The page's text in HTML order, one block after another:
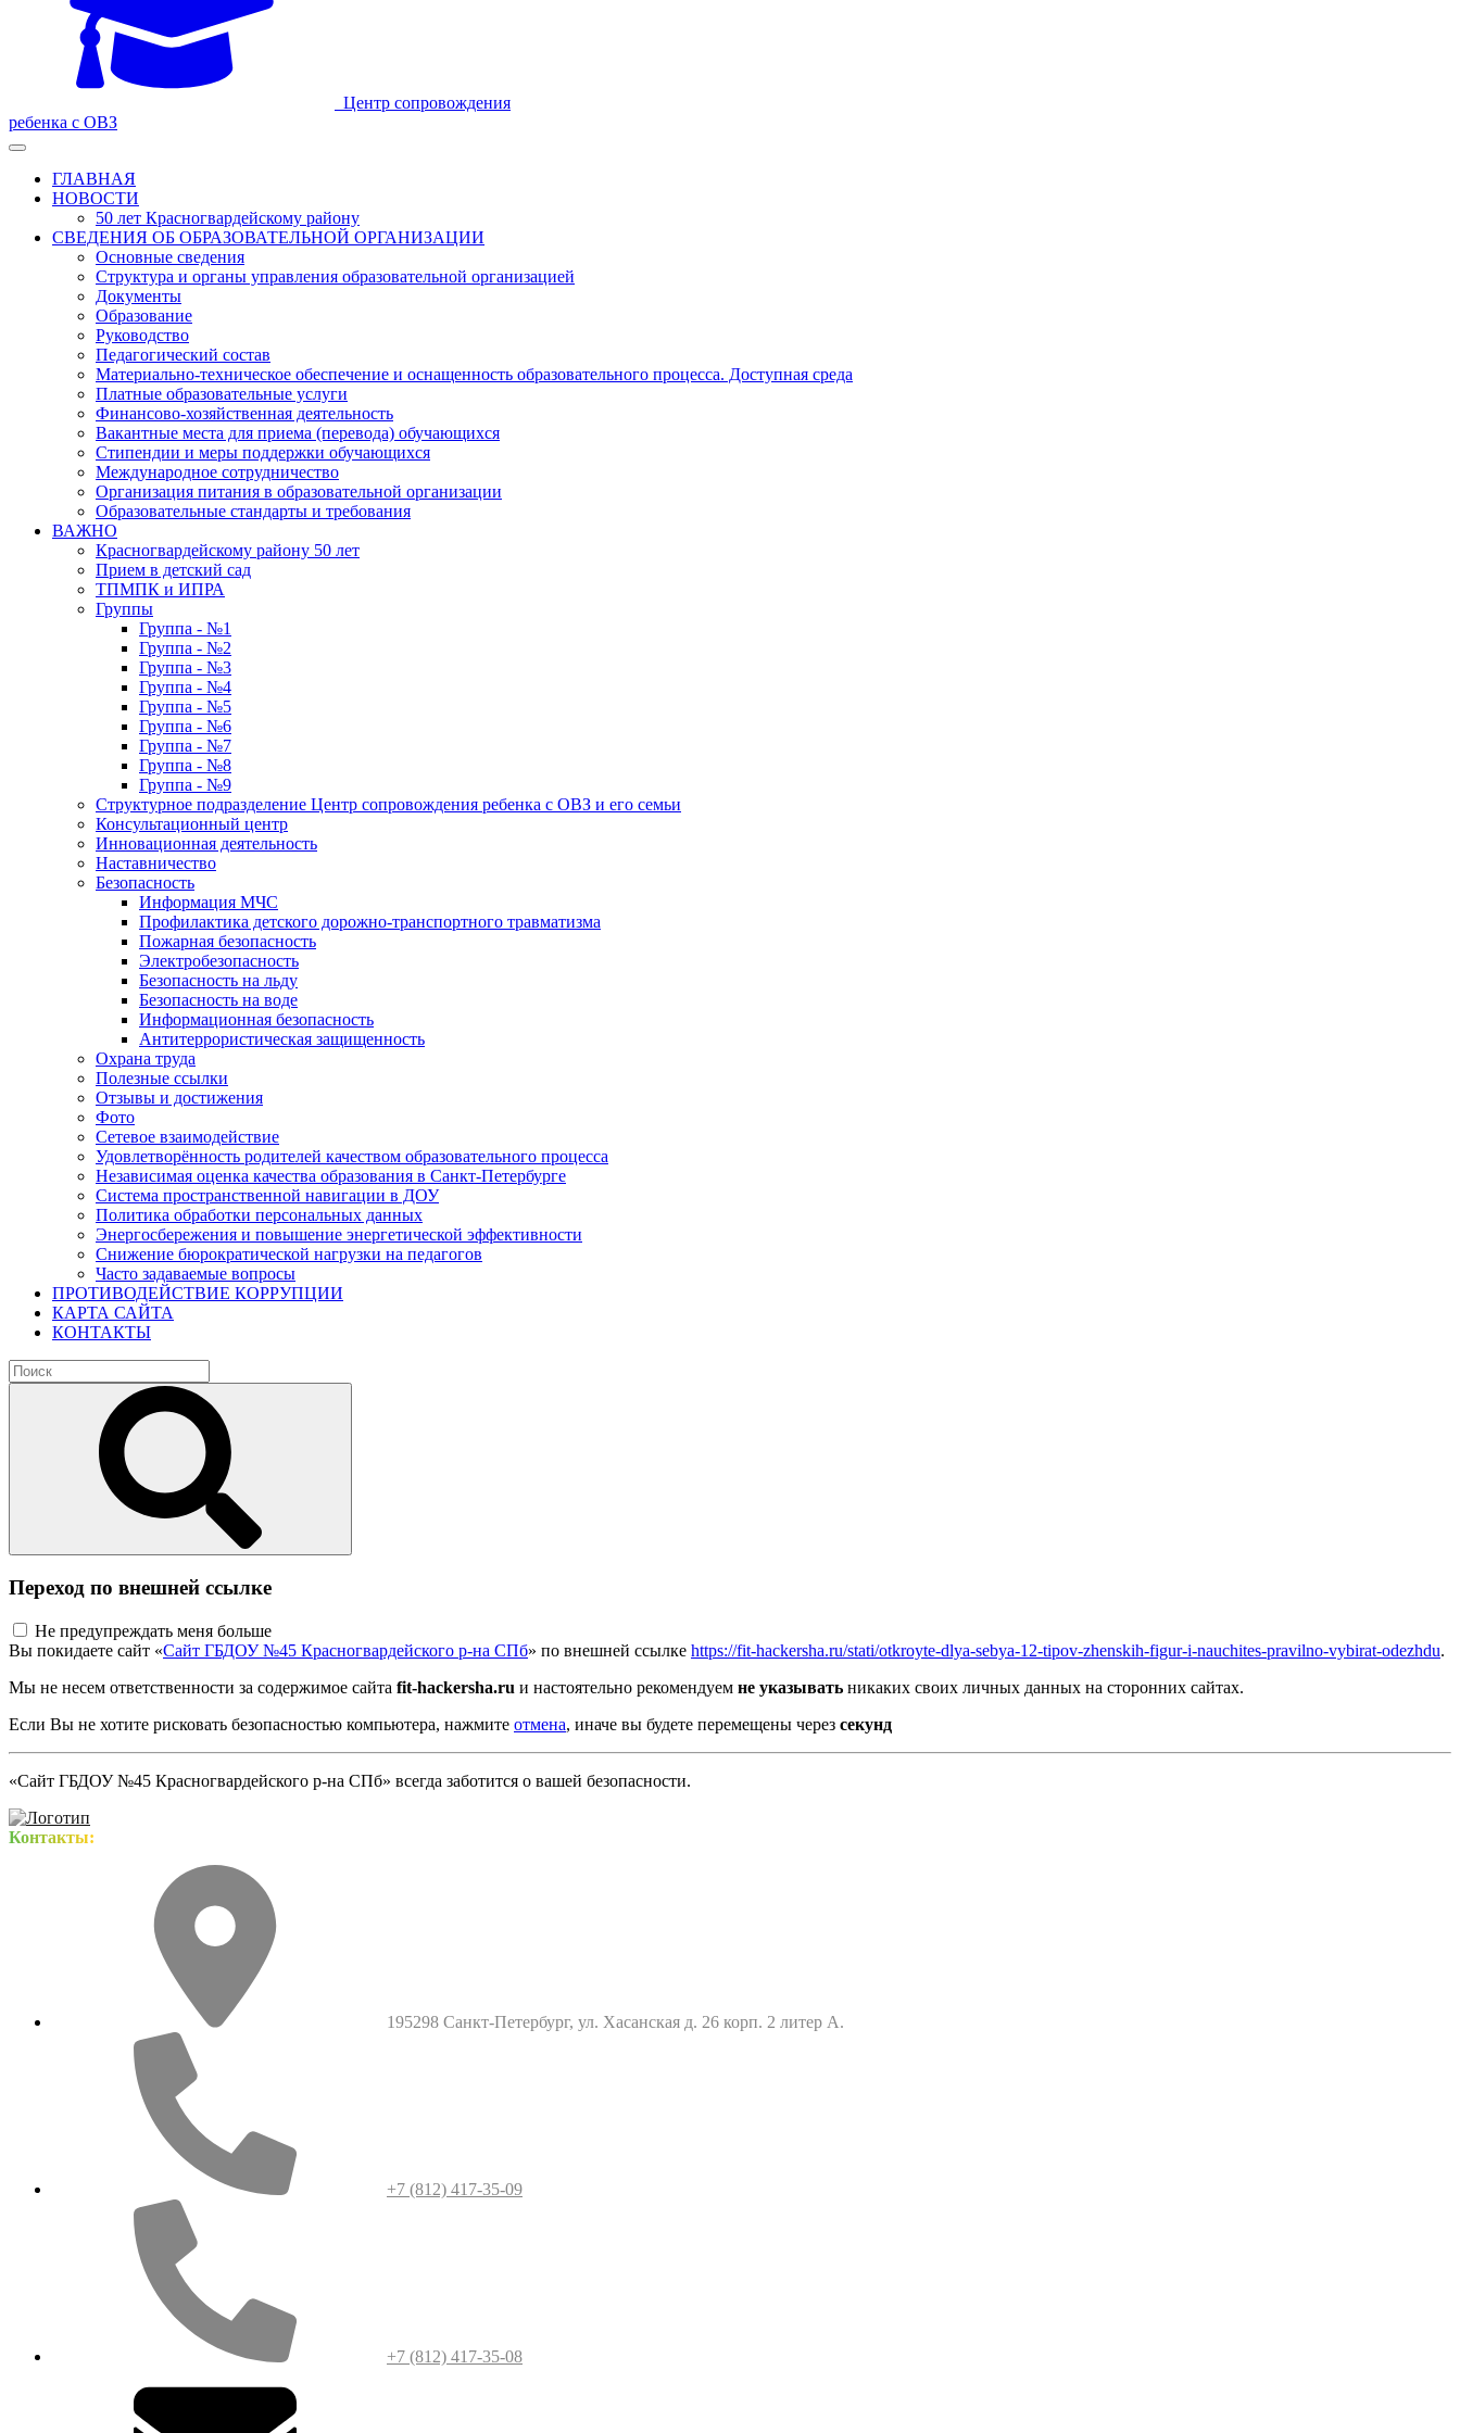
Центр сопровождения
ребенка с ОВЗ
ГЛАВНАЯ
НОВОСТИ
50 лет Красногвардейскому району
СВЕДЕНИЯ ОБ ОБРАЗОВАТЕЛЬНОЙ ОРГАНИЗАЦИИ
Основные сведения
Структура и органы управления образовательной организацией
Документы
Образование
Руководство
Педагогический состав
Материально-техническое обеспечение и оснащенность образовательного процесса. Доступная среда
Платные образовательные услуги
Финансово-хозяйственная деятельность
Вакантные места для приема (перевода) обучающихся
Стипендии и меры поддержки обучающихся
Международное сотрудничество
Организация питания в образовательной организации
Образовательные стандарты и требования
ВАЖНО
Красногвардейскому району 50 лет
Прием в детский сад
ТПМПК и ИПРА
Группы
Группа - №1
Группа - №2
Группа - №3
Группа - №4
Группа - №5
Группа - №6
Группа - №7
Группа - №8
Группа - №9
Структурное подразделение Центр сопровождения ребенка с ОВЗ и его семьи
Консультационный центр
Инновационная деятельность
Наставничество
Безопасность
Информация МЧС
Профилактика детского дорожно-транспортного травматизма
Пожарная безопасность
Электробезопасность
Безопасность на льду
Безопасность на воде
Информационная безопасность
Антитеррористическая защищенность
Охрана труда
Полезные ссылки
Отзывы и достижения
Фото
Сетевое взаимодействие
Удовлетворённость родителей качеством образовательного процесса
Независимая оценка качества образования в Санкт-Петербурге
Система пространственной навигации в ДОУ
Политика обработки персональных данных
Энергосбережения и повышение энергетической эффективности
Снижение бюрократической нагрузки на педагогов
Часто задаваемые вопросы
ПРОТИВОДЕЙСТВИЕ КОРРУПЦИИ
КАРТА САЙТА
КОНТАКТЫ
Переход по внешней ссылке
Не предупреждать меня больше
Вы покидаете сайт «Сайт ГБДОУ №45 Красногвардейского р-на СПб» по внешней ссылке https://fit-hackersha.ru/stati/otkroyte-dlya-sebya-12-tipov-zhenskih-figur-i-nauchites-pravilno-vybirat-odezhdu.
Мы не несем ответственности за содержимое сайта fit-hackersha.ru и настоятельно рекомендуем не указывать никаких своих личных данных на сторонних сайтах.
Если Вы не хотите рисковать безопасностью компьютера, нажмите отмена, иначе вы будете перемещены через секунд
«Сайт ГБДОУ №45 Красногвардейского р-на СПб» всегда заботится о вашей безопасности.
Контакты:
195298 Санкт-Петербург, ул. Хасанская д. 26 корп. 2 литер А.
+7 (812) 417-35-09
+7 (812) 417-35-08